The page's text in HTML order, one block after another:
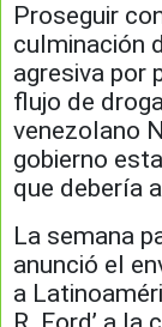
Proseguir
culminación
agresiva por
flujo de
venezolano
gobierno
que debería
La semana
anunció el
a